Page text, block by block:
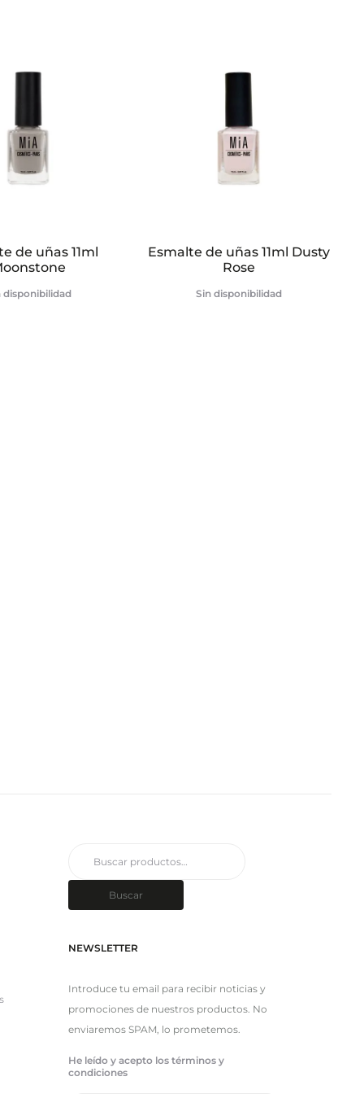
de uñas 11ml
disponibilidad
Esmalte de uñas 11ml Dusty
Rose
Sin disponibilidad
Buscar
NEWSLETTER
Introduce tu email para recibir noticias y
promociones de nuestros productos. No
enviaremos SPAM, lo prometemos.
He leído y acepto los términos y
condiciones